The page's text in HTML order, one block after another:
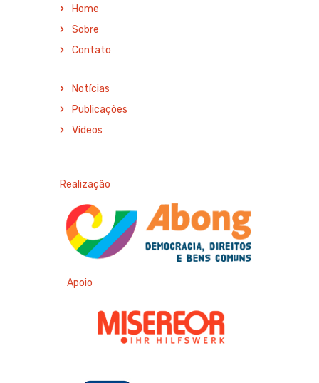
Home
Sobre
Contato
Notícias
Publicações
Vídeos
Realização
Apoio